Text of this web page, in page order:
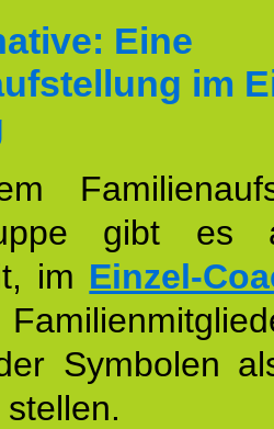
Eine
im
gibt es
im Einzel-
Symbolen